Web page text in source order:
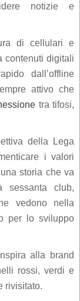
notizie e
di cellulari e
contenuti digitali
dall’offline
attivo che
tra tifosi,
della Lega
i valori
storia che va
sessanta club,
vedono nella
per lo sviluppo
alla brand
rossi, verdi e
rivisitato.